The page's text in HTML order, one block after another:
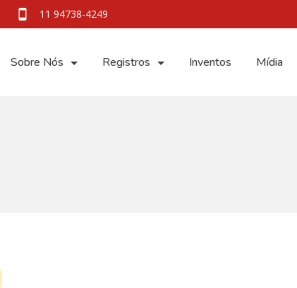
11 94738-4249
Sobre Nós Registros Inventos Mídia